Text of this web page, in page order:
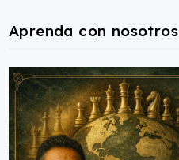
Aprenda con nosotros